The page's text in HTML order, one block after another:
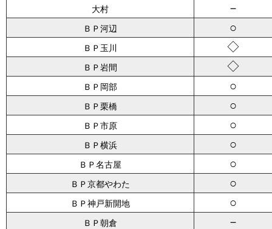
大村 －
ＢＰ河辺 ○
ＢＰ玉川 ◇
ＢＰ岩間 ◇
ＢＰ岡部 ○
ＢＰ栗橋 ○
ＢＰ市原 ○
ＢＰ横浜 ○
ＢＰ名古屋 ○
ＢＰ京都やわた ○
ＢＰ神戸新開地 ○
ＢＰ朝倉 －